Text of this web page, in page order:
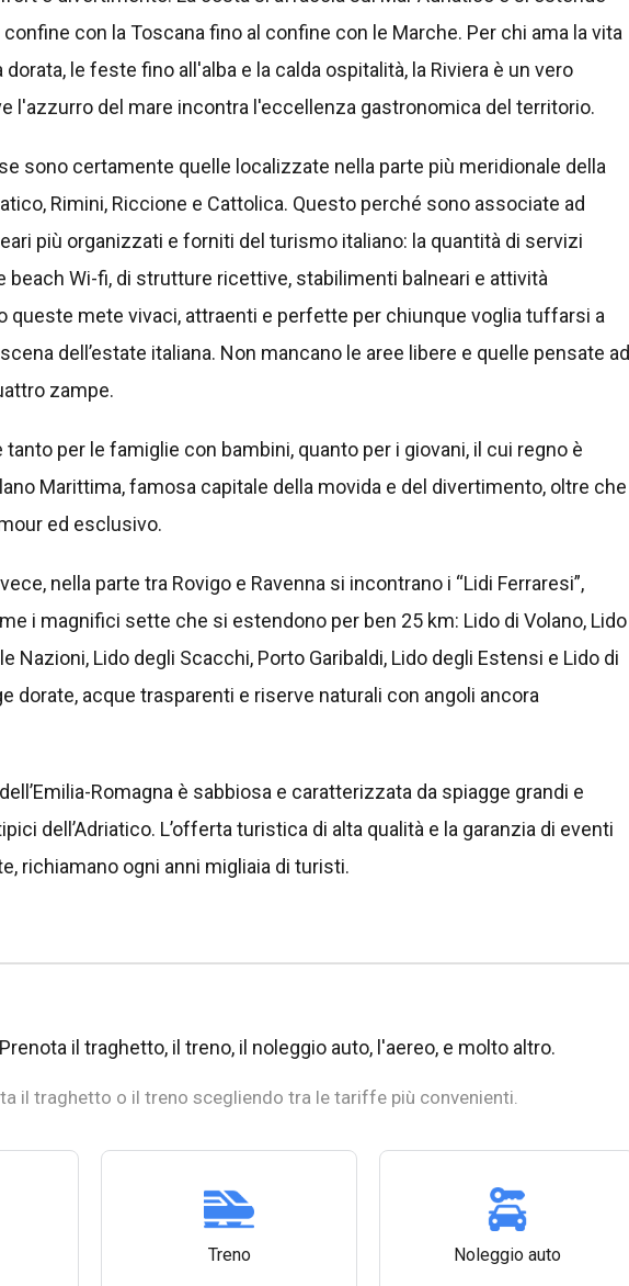
con la Toscana fino al confine con le Marche. Per chi ama la vita
dorata, le feste fino all'alba e la calda ospitalità, la Riviera è un vero
l'azzurro del mare incontra l'eccellenza gastronomica del territorio.
sono certamente quelle localizzate nella parte più meridionale della
Rimini, Riccione e Cattolica. Questo perché sono associate ad
più organizzati e forniti del turismo italiano: la quantità di servizi
beach Wi-fi, di strutture ricettive, stabilimenti balneari e attività
queste mete vivaci, attraenti e perfette per chiunque voglia tuffarsi a
dell’estate italiana. Non mancano le aree libere e quelle pensate ad
zampe.
per le famiglie con bambini, quanto per i giovani, il cui regno è
Marittima, famosa capitale della movida e del divertimento, oltre che
ed esclusivo.
nella parte tra Rovigo e Ravenna si incontrano i “Lidi Ferraresi”,
i magnifici sette che si estendono per ben 25 km: Lido di Volano, Lido
Nazioni, Lido degli Scacchi, Porto Garibaldi, Lido degli Estensi e Lido di
dorate, acque trasparenti e riserve naturali con angoli ancora
Romagna è sabbiosa e caratterizzata da spiagge grandi e
dell’Adriatico. L’offerta turistica di alta qualità e la garanzia di eventi
richiamano ogni anni migliaia di turisti.
Prenota il traghetto, il treno, il noleggio auto, l'aereo, e molto altro.
il traghetto o il treno scegliendo tra le tariffe più convenienti.
Treno Noleggio auto